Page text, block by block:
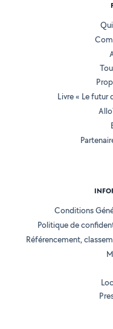
Livre « Le futur
Conditions
Politique de
Référencement,